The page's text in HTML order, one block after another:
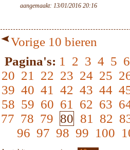
aangemaakt: 13/01/2016 20:16
Vorige 10 bieren
Pagina's: 1 2 3 4 5 6
20 21 22 23 24 25
39 40 41 42 43 44
58 59 60 61 62 63
77 78 79 80 81 82
96 97 98 99 100